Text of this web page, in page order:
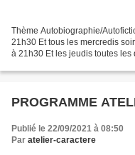
Thème Autobiographie/
21h30 Et tous les mercredis
à 21h30 Et les jeudis toutes les
PROGRAMME
Publié le 22/09/2021 à 08:50
Par atelier-caractere